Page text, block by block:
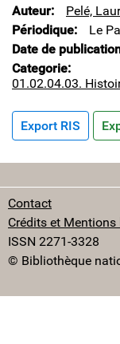
Auteur
Pelé,
Périodique
Le
Date de
Categorie
01.02.04.03.
Export RIS
Contact
Crédits et Mentions
ISSN 2271-3328
© Bibliothèque